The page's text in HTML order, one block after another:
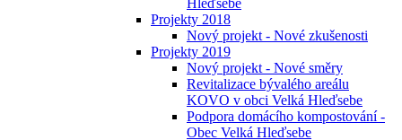
Hleďsebe
Projekty 2018
Nový projekt - Nové zkušenosti
Projekty 2019
Nový projekt - Nové směry
Revitalizace bývalého areálu
KOVO v obci Velká Hleďsebe
Podpora domácího kompostování -
Obec Velká Hleďsebe